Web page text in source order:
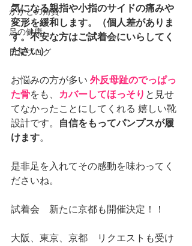
かかとの角質
足の健康
日常ブログ
気になる親指や小指のサイドの痛みや
変形を緩和します。（個人差がありま
す。不安な方はご試着会にいらしてく
ださい）
お悩みの方が多い 外反母趾のでっぱっ
た骨をも、 カバーしてほっそり と見せ
てなかったことにしてくれる 嬉しい靴
設計です。
自信をもってパンプスが履
けます。
是非足を入れてその感動を味わってく
ださいね。
試着会　新たに京都も開催決定！！
大阪、東京、京都　リクエストも受け